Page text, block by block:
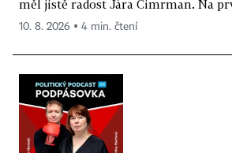
měl jistě radost Jára Cimrman. Na
10. 8. 2026 ▪ 4 min. čtení